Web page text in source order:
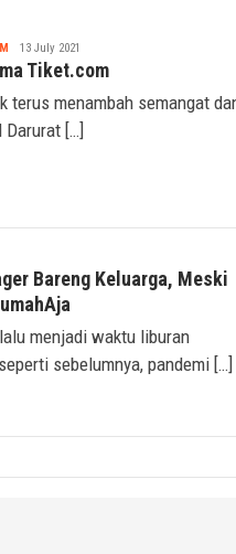
Nabila
13 July 2021
Tiket.com
terus menambah semangat
[…]
Bareng Keluarga, Meski
menjadi waktu liburan
sebelumnya, pandemi […]